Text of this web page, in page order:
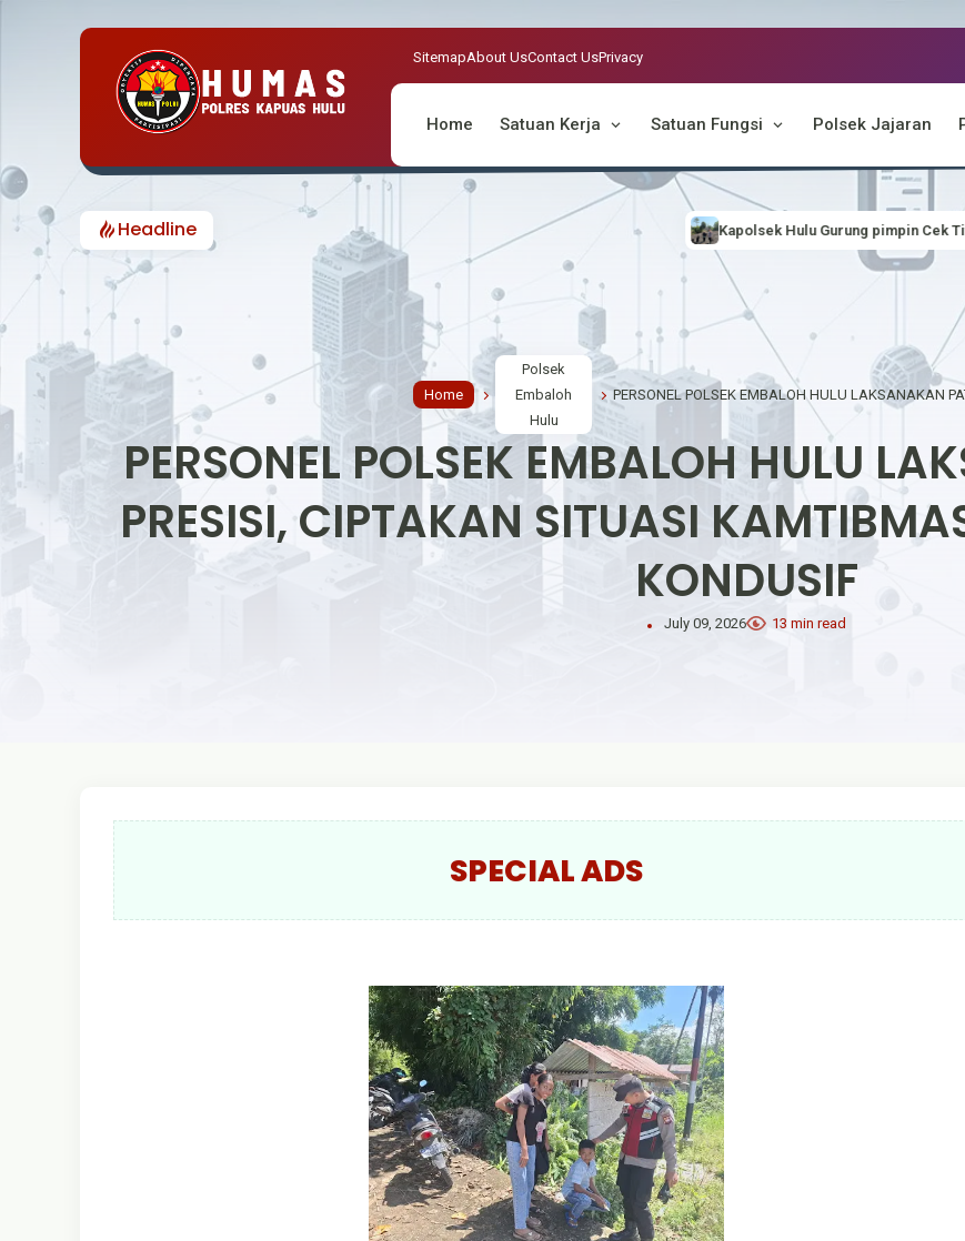
SitemapAbout UsContact UsPrivacy
Home Satuan Kerja Satuan Fungsi Polsek Jajaran
Headline Kapolsek Hulu Gurung pimpin Cek Titik Hotspot, Antisipasi
Home
Polsek
Embaloh
Hulu
PERSONEL POLSEK EMBALOH HULU
PRESISI, CIPTAKAN SITUASI
KONDUSIF
July 09, 2026 13 min read
SPECIAL ADS